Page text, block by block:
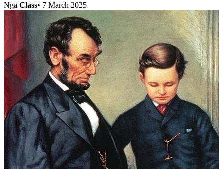
Nga Class• 7 March 2025